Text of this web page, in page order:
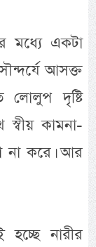
মধ্যে একটা
আসক্ত
দৃষ্টি
কামনা-
না করে। আর
হচ্ছে নারীর